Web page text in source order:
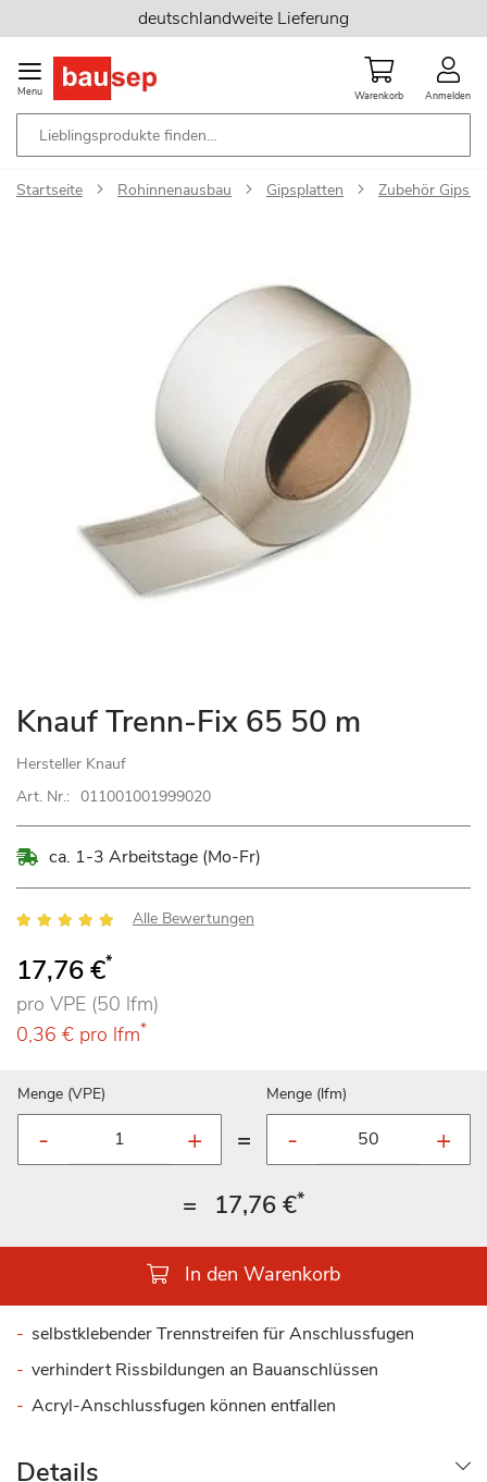
Inhalt
springen
deutschlandweite Lieferung
Menu Warenkorb Anmelden
Startseite Rohinnenausbau Gipsplatten Zubehör
Zum
Anfang
der
springen
Knauf Trenn-Fix 65 50 m
Hersteller Knauf
Art. Nr.: 011001001999020
ca. 1-3 Arbeitstage (Mo-Fr)
Bewertung: Alle Bewertungen
17,76 €*
pro VPE (50 lfm)
0,36 € pro lfm*
Menge (VPE)
=
Menge (lfm)
= 17,76 €*
In den Warenkorb
selbstklebender Trennstreifen für Anschlussfugen
verhindert Rissbildungen an Bauanschlüssen
Acryl-Anschlussfugen können entfallen
Details